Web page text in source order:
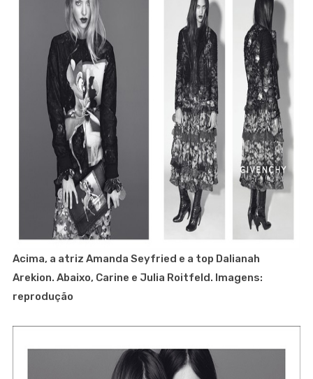
Acima, a atriz Amanda Seyfried e a top Dalianah
Arekion. Abaixo, Carine e Julia Roitfeld. Imagens:
reprodução